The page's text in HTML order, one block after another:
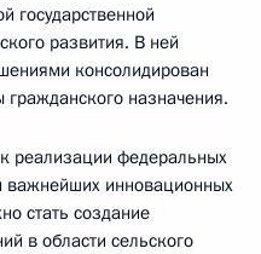
государственной
развития. В ней
консолидирован
назначения.
реализации федеральных
важнейших инновационных
стать создание
в области сельского